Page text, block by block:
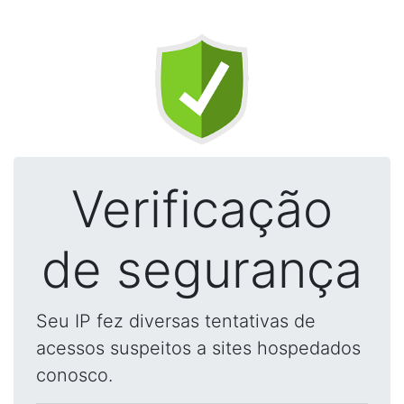
Verificação
de segurança
Seu IP fez diversas tentativas de
acessos suspeitos a sites hospedados
conosco.